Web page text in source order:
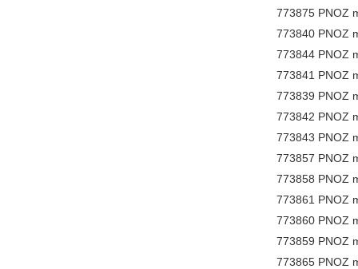
773875 PNOZ
773840 PNOZ
773844 PNOZ
773841 PNOZ
773839 PNOZ
773842 PNOZ
773843 PNOZ
773857 PNOZ
773858 PNOZ
773861 PNOZ
773860 PNOZ
773859 PNOZ
773865 PNOZ